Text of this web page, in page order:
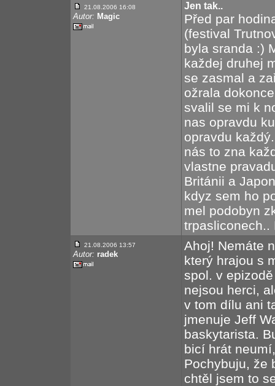
21.08.2006 16:08
Autor: Magic
Jen tak..
Před par
(festival
byla sranda :)
každej druhej
se zasmal a
ožrala
svalil se mi k
nas opravdu
opravdu
nás to zna
vlastne
Británii a
kdyz sem ho
mel podobyn
trpasliconech..
21.08.2006 13:57
Autor: radek
Ahoj! Nemáte
který hrajou s
spol. v
nejsou herci,
v tom dílu ani
jmenuje Jeff
baskytarista.
bicí hrát
Pochybuju, že
chtěl jsem to